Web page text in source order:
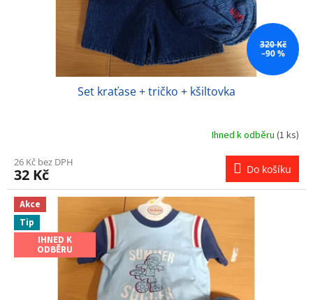
320 Kč
–90 %
Set kraťase + tričko + kšiltovka
Ihned k odběru (1 ks)
26 Kč bez DPH
32 Kč Do košíku
Akce
Tip
IHNED K
ODBĚRU